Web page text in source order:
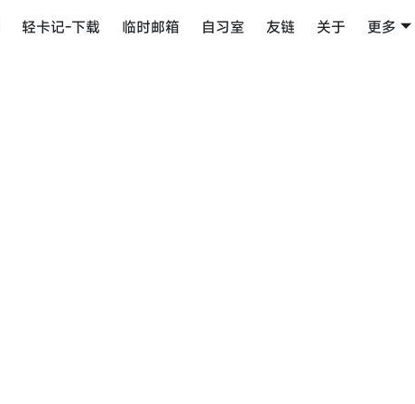
轻卡记-下载 临时邮箱 自习室 友链 关于 更多